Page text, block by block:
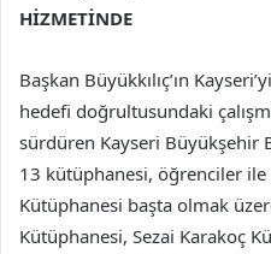
HİZMETİNDE
Başkan Büyükkılıç’ın
hedefi doğrultusundaki
sürdüren Kayseri Büyükşehir
13 kütüphanesi, öğrenciler ile
Kütüphanesi başta olmak
Kütüphanesi, Sezai Karakoç